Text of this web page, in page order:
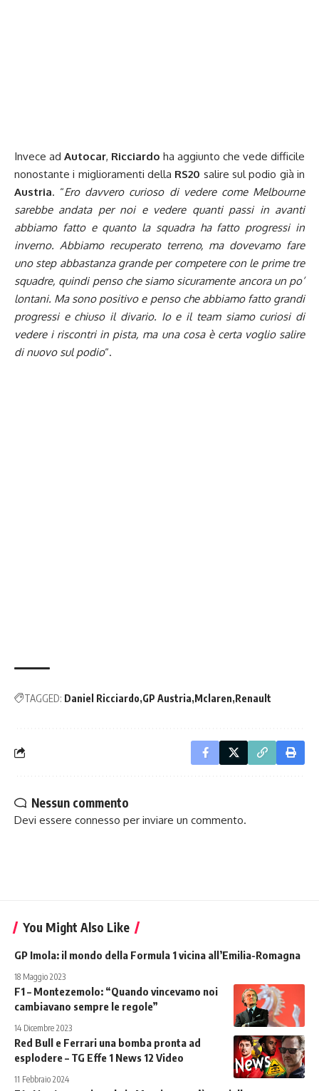
Invece ad Autocar, Ricciardo ha aggiunto che vede difficile
nonostante i miglioramenti della RS20 salire sul podio già in
Austria. “Ero davvero curioso di vedere come Melbourne
sarebbe andata per noi e vedere quanti passi in avanti
abbiamo fatto e quanto la squadra ha fatto progressi in
inverno. Abbiamo recuperato terreno, ma dovevamo fare
uno step abbastanza grande per competere con le prime tre
squadre, quindi penso che siamo sicuramente ancora un po’
lontani. Ma sono positivo e penso che abbiamo fatto grandi
progressi e chiuso il divario. Io e il team siamo curiosi di
vedere i riscontri in pista, ma una cosa è certa voglio salire
di nuovo sul podio“.
TAGGED: Daniel Ricciardo GP Austria Mclaren Renault
Nessun commento
Devi essere connesso per inviare un commento.
You Might Also Like
GP Imola: il mondo della Formula 1 vicina all’Emilia-Romagna
18 Maggio 2023
F1 – Montezemolo: “Quando vincevamo noi
cambiavano sempre le regole”
14 Dicembre 2023
Red Bull e Ferrari una bomba pronta ad
esplodere – TG Effe 1 News 12 Video
11 Febbraio 2024